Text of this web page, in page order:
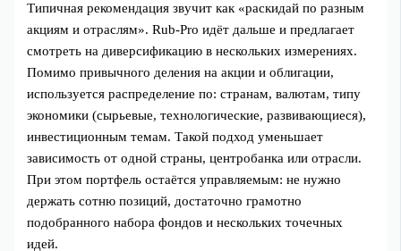
Типичная рекомендация звучит как «раскидай по разным
акциям и отраслям». Rub-Pro идёт дальше и предлагает
смотреть на диверсификацию в нескольких измерениях.
Помимо привычного деления на акции и облигации,
используется распределение по: странам, валютам, типу
экономики (сырьевые, технологические, развивающиеся),
инвестиционным темам. Такой подход уменьшает
зависимость от одной страны, центробанка или отрасли.
При этом портфель остаётся управляемым: не нужно
держать сотню позиций, достаточно грамотно
подобранного набора фондов и нескольких точечных
идей.